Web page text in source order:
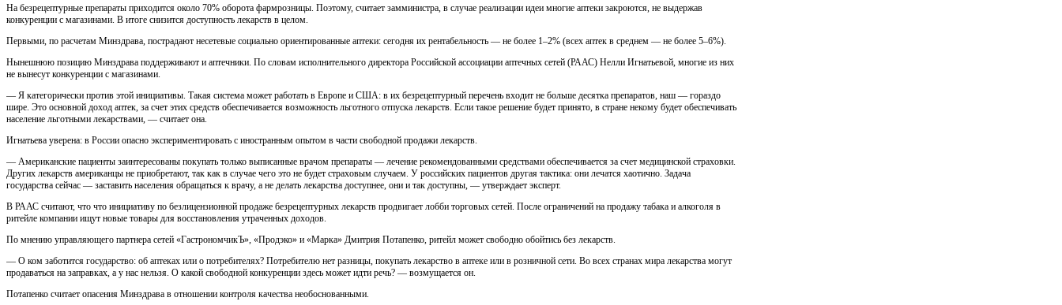
На безрецептурные препараты приходится около 70% оборота фармрозницы. Поэтому, считает замминистра, в случае реализации идеи многие аптеки закроются, не выдержав
конкуренции с магазинами. В итоге снизится доступность лекарств в целом.
Первыми, по расчетам Минздрава, пострадают несетевые социально ориентированные аптеки: сегодня их рентабельность — не более 1–2% (всех аптек в среднем — не более 5–6%).
Нынешнюю позицию Минздрава поддерживают и аптечники. По словам исполнительного директора Российской ассоциации аптечных сетей (РААС) Нелли Игнатьевой, многие из них
не вынесут конкуренции с магазинами.
— Я категорически против этой инициативы. Такая система может работать в Европе и США: в их безрецептурный перечень входит не больше десятка препаратов, наш — гораздо
шире. Это основной доход аптек, за счет этих средств обеспечивается возможность льготного отпуска лекарств. Если такое решение будет принято, в стране некому будет обеспечивать
население льготными лекарствами, — считает она.
Игнатьева уверена: в России опасно экспериментировать с иностранным опытом в части свободной продажи лекарств.
— Американские пациенты заинтересованы покупать только выписанные врачом препараты — лечение рекомендованными средствами обеспечивается за счет медицинской страховки.
Других лекарств американцы не приобретают, так как в случае чего это не будет страховым случаем. У российских пациентов другая тактика: они лечатся хаотично. Задача
государства сейчас — заставить населения обращаться к врачу, а не делать лекарства доступнее, они и так доступны, — утверждает эксперт.
В РААС считают, что что инициативу по безлицензионной продаже безрецептурных лекарств продвигает лобби торговых сетей. После ограничений на продажу табака и алкоголя в
ритейле компании ищут новые товары для восстановления утраченных доходов.
По мнению управляющего партнера сетей «ГастрономчикЪ», «Продэко» и «Марка» Дмитрия Потапенко, ритейл может свободно обойтись без лекарств.
— О ком заботится государство: об аптеках или о потребителях? Потребителю нет разницы, покупать лекарство в аптеке или в розничной сети. Во всех странах мира лекарства могут
продаваться на заправках, а у нас нельзя. О какой свободной конкуренции здесь может идти речь? — возмущается он.
Потапенко считает опасения Минздрава в отношении контроля качества необоснованными.